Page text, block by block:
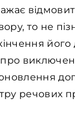
то не
його
речових